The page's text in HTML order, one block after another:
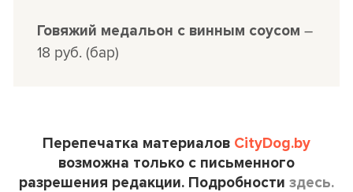
Говяжий медальон с винным соусом –
18 руб. (бар)
Перепечатка материалов CityDog.by
возможна только с письменного
разрешения редакции. Подробности здесь.